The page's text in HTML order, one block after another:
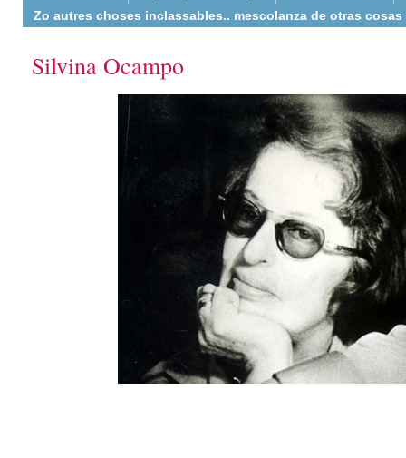
Zo autres choses inclassables.. mescolanza de otras cosas
Silvina Ocampo